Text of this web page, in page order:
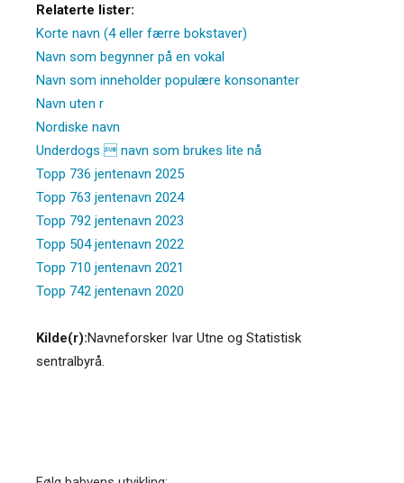
Relaterte lister:
Korte navn (4 eller færre bokstaver)
Navn som begynner på en vokal
Navn som inneholder populære konsonanter
Navn uten r
Nordiske navn
Underdogs  navn som brukes lite nå
Topp 736 jentenavn 2025
Topp 763 jentenavn 2024
Topp 792 jentenavn 2023
Topp 504 jentenavn 2022
Topp 710 jentenavn 2021
Topp 742 jentenavn 2020
Kilde(r):Navneforsker Ivar Utne og Statistisk
sentralbyrå.